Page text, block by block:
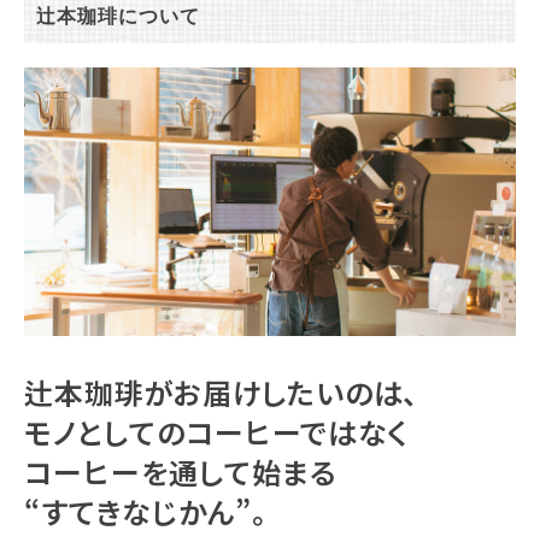
辻本珈琲について
辻本珈琲がお届けしたいのは、
モノとしてのコーヒーではなく
コーヒーを通して始まる
“すてきなじかん”。